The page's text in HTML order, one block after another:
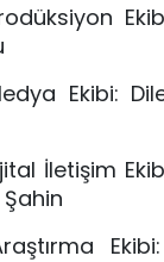
Ekibi:
İletişim